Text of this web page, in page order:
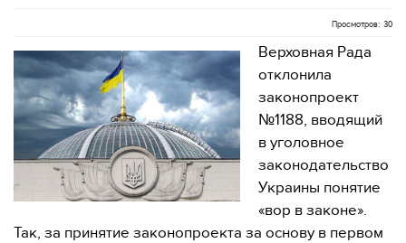
Просмотров: 30
Верховная Рада
отклонила
законопроект
№1188, вводящий
в уголовное
законодательство
Украины понятие
«вор в законе».
Так, за принятие законопроекта за основу в первом